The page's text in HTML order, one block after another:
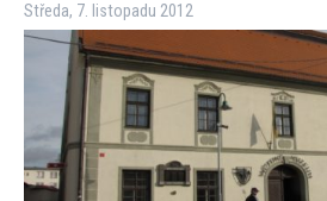
Středa, 7. listopadu 2012